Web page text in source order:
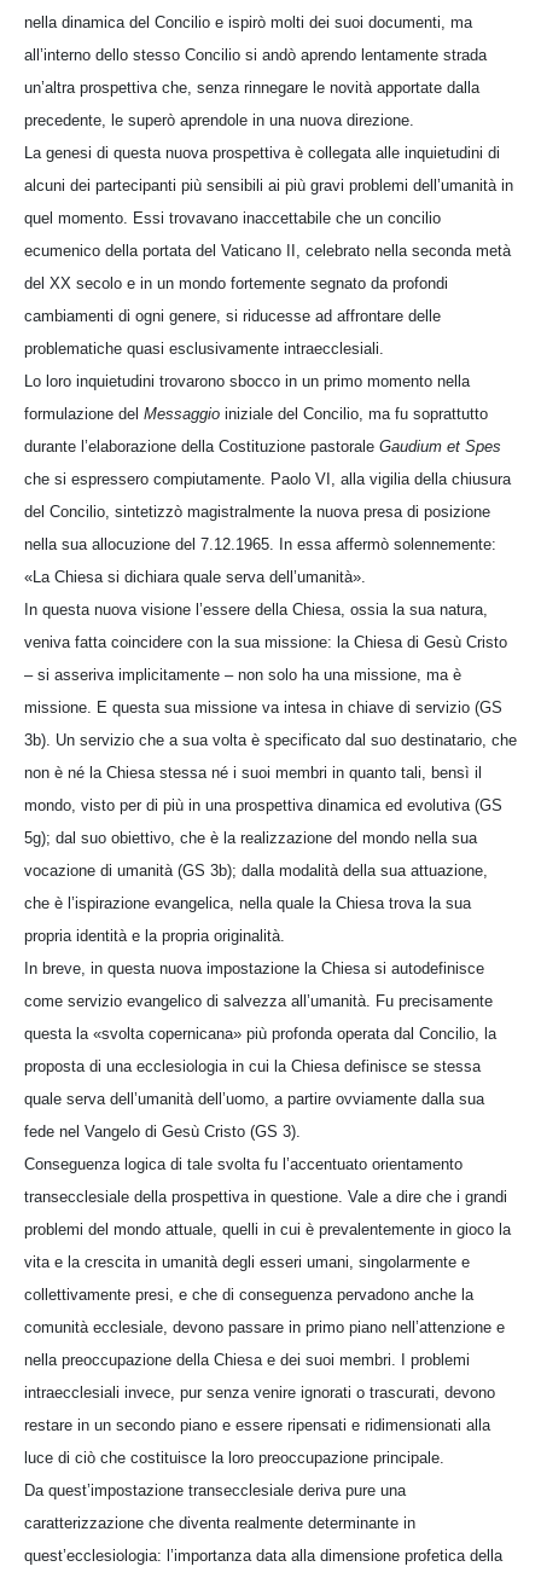
nella dinamica del Concilio e ispirò molti dei suoi documenti, ma
all’interno dello stesso Concilio si andò aprendo lentamente strada
un’altra prospettiva che, senza rinnegare le novità apportate dalla
precedente, le superò aprendole in una nuova direzione.
La genesi di questa nuova prospettiva è collegata alle inquietudini di
alcuni dei partecipanti più sensibili ai più gravi problemi dell’umanità in
quel momento. Essi trovavano inaccettabile che un concilio
ecumenico della portata del Vaticano II, celebrato nella seconda metà
del XX secolo e in un mondo fortemente segnato da profondi
cambiamenti di ogni genere, si riducesse ad affrontare delle
problematiche quasi esclusivamente intraecclesiali.
Lo loro inquietudini trovarono sbocco in un primo momento nella
formulazione del Messaggio iniziale del Concilio, ma fu soprattutto
durante l’elaborazione della Costituzione pastorale Gaudium et Spes
che si espressero compiutamente. Paolo VI, alla vigilia della chiusura
del Concilio, sintetizzò magistralmente la nuova presa di posizione
nella sua allocuzione del 7.12.1965. In essa affermò solennemente:
«La Chiesa si dichiara quale serva dell’umanità».
In questa nuova visione l’essere della Chiesa, ossia la sua natura,
veniva fatta coincidere con la sua missione: la Chiesa di Gesù Cristo
– si asseriva implicitamente – non solo ha una missione, ma è
missione. E questa sua missione va intesa in chiave di servizio (GS
3b). Un servizio che a sua volta è specificato dal suo destinatario, che
non è né la Chiesa stessa né i suoi membri in quanto tali, bensì il
mondo, visto per di più in una prospettiva dinamica ed evolutiva (GS
5g); dal suo obiettivo, che è la realizzazione del mondo nella sua
vocazione di umanità (GS 3b); dalla modalità della sua attuazione,
che è l’ispirazione evangelica, nella quale la Chiesa trova la sua
propria identità e la propria originalità.
In breve, in questa nuova impostazione la Chiesa si autodefinisce
come servizio evangelico di salvezza all’umanità. Fu precisamente
questa la «svolta copernicana» più profonda operata dal Concilio, la
proposta di una ecclesiologia in cui la Chiesa definisce se stessa
quale serva dell’umanità dell’uomo, a partire ovviamente dalla sua
fede nel Vangelo di Gesù Cristo (GS 3).
Conseguenza logica di tale svolta fu l’accentuato orientamento
transecclesiale della prospettiva in questione. Vale a dire che i grandi
problemi del mondo attuale, quelli in cui è prevalentemente in gioco la
vita e la crescita in umanità degli esseri umani, singolarmente e
collettivamente presi, e che di conseguenza pervadono anche la
comunità ecclesiale, devono passare in primo piano nell’attenzione e
nella preoccupazione della Chiesa e dei suoi membri. I problemi
intraecclesiali invece, pur senza venire ignorati o trascurati, devono
restare in un secondo piano e essere ripensati e ridimensionati alla
luce di ciò che costituisce la loro preoccupazione principale.
Da quest’impostazione transecclesiale deriva pure una
caratterizzazione che diventa realmente determinante in
quest’ecclesiologia: l’importanza data alla dimensione profetica della